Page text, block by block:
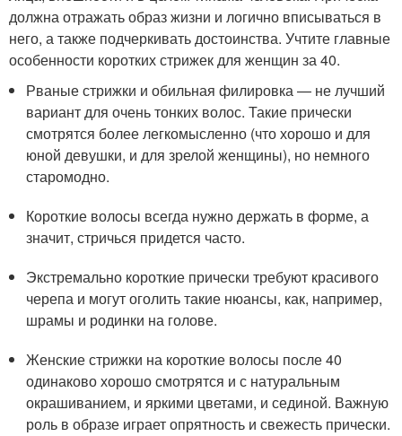
должна отражать образ жизни и логично вписываться в
него, а также подчеркивать достоинства. Учтите главные
особенности коротких стрижек для женщин за 40.
Рваные стрижки и обильная филировка — не лучший
вариант для очень тонких волос. Такие прически
смотрятся более легкомысленно (что хорошо и для
юной девушки, и для зрелой женщины), но немного
старомодно.
Короткие волосы всегда нужно держать в форме, а
значит, стричься придется часто.
Экстремально короткие прически требуют красивого
черепа и могут оголить такие нюансы, как, например,
шрамы и родинки на голове.
Женские стрижки на короткие волосы после 40
одинаково хорошо смотрятся и с натуральным
окрашиванием, и яркими цветами, и сединой. Важную
роль в образе играет опрятность и свежесть прически.